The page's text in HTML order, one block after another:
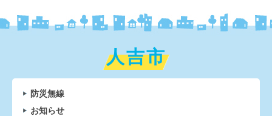
人吉市
防災無線
お知らせ